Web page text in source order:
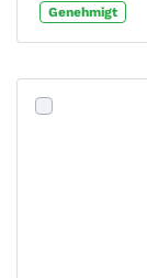
Genehmigt